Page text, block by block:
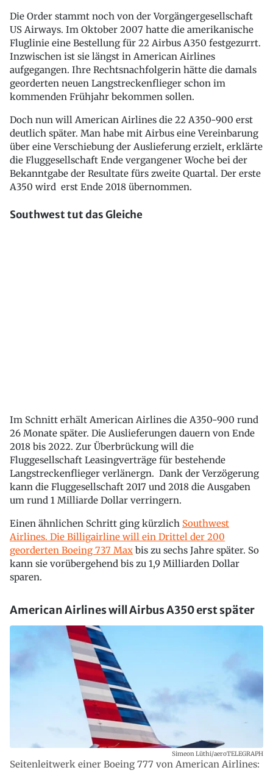
Die Order stammt noch von der Vorgängergesellschaft
US Airways. Im Oktober 2007 hatte die amerikanische
Fluglinie eine Bestellung für 22 Airbus A350 festgezurrt.
Inzwischen ist sie längst in American Airlines
aufgegangen. Ihre Rechtsnachfolgerin hätte die damals
georderten neuen Langstreckenflieger schon im
kommenden Frühjahr bekommen sollen.
Doch nun will American Airlines die 22 A350-900 erst
deutlich später. Man habe mit Airbus eine Vereinbarung
über eine Verschiebung der Auslieferung erzielt, erklärte
die Fluggesellschaft Ende vergangener Woche bei der
Bekanntgabe der Resultate fürs zweite Quartal. Der erste
A350 wird erst Ende 2018 übernommen.
Southwest tut das Gleiche
Im Schnitt erhält American Airlines die A350-900 rund
26 Monate später. Die Auslieferungen dauern von Ende
2018 bis 2022. Zur Überbrückung will die
Fluggesellschaft Leasingverträge für bestehende
Langstreckenflieger verlänergn. Dank der Verzögerung
kann die Fluggesellschaft 2017 und 2018 die Ausgaben
um rund 1 Milliarde Dollar verringern.
Einen ähnlichen Schritt ging kürzlich Southwest
Airlines. Die Billigairline will ein Drittel der 200
georderten Boeing 737 Max bis zu sechs Jahre später. So
kann sie vorübergehend bis zu 1,9 Milliarden Dollar
sparen.
American Airlines will Airbus A350 erst später
Seitenleitwerk einer Boeing 777 von American Airlines:
Simeon Lüthi/aeroTELEGRAPH